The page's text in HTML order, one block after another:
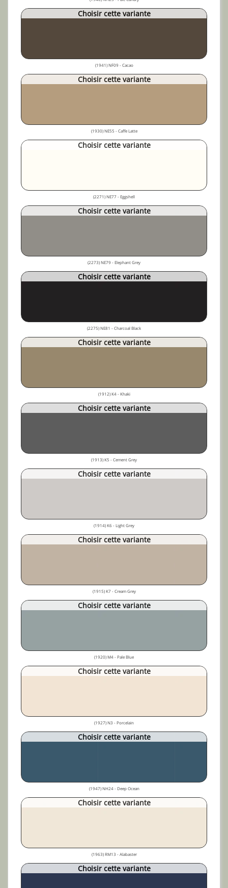
Choisir cette variante
(1941) NF09 - Cacao
Choisir cette variante
(1930) NE55 - Caffe Latte
Choisir cette variante
(2271) NE77 - Eggshell
Choisir cette variante
(2273) NE79 - Elephant Grey
Choisir cette variante
(2275) NE81 - Charcoal Black
Choisir cette variante
(1912) K4 - Khaki
Choisir cette variante
(1913) K5 - Cement Grey
Choisir cette variante
(1914) K6 - Light Grey
Choisir cette variante
(1915) K7 - Cream Grey
Choisir cette variante
(1920) M4 - Pale Blue
Choisir cette variante
(1927) N3 - Porcelain
Choisir cette variante
(1947) NH24 - Deep Ocean
Choisir cette variante
(1963) RM13 - Alabaster
Choisir cette variante